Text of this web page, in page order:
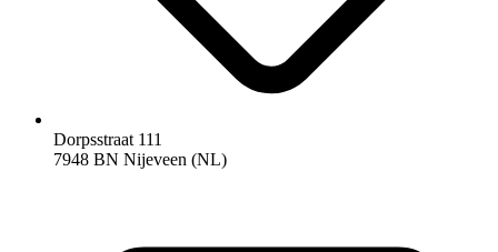
Dorpsstraat 111
7948 BN Nijeveen (NL)